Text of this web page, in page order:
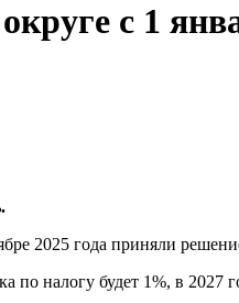
с 1
2025 года приняли
по налогу будет 1%, в